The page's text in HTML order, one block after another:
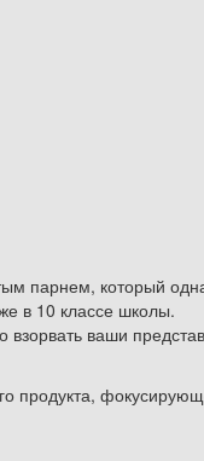
парнем, который
в 10 классе школы.
ваши